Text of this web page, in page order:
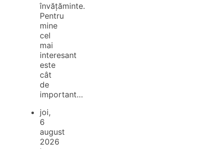
învățăminte.
Pentru
mine
cel
mai
interesant
este
cât
de
important…
joi,
6
august
2026